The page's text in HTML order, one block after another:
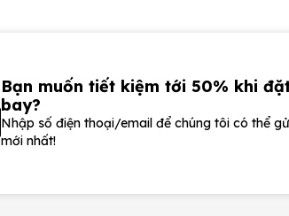
Bạn muốn tiết kiệm tới 50% khi
bay?
Nhập số điện thoại/email để chúng tôi có thể
mới nhất!